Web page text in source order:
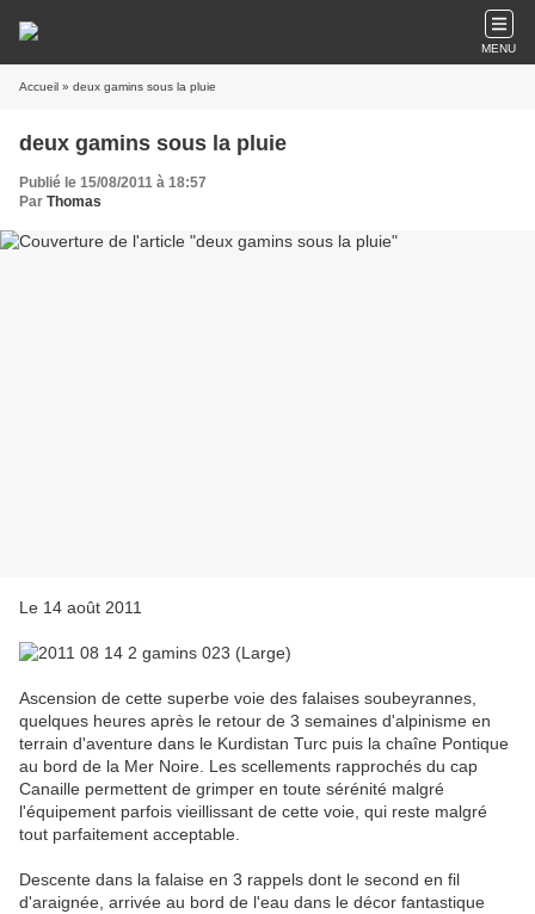
MENU
Accueil » deux gamins sous la pluie
deux gamins sous la pluie
Publié le 15/08/2011 à 18:57
Par Thomas
Le 14 août 2011
Ascension de cette superbe voie des falaises soubeyrannes,
quelques heures après le retour de 3 semaines d'alpinisme en
terrain d'aventure dans le Kurdistan Turc puis la chaîne Pontique
au bord de la Mer Noire. Les scellements rapprochés du cap
Canaille permettent de grimper en toute sérénité malgré
l'équipement parfois vieillissant de cette voie, qui reste malgré
tout parfaitement acceptable.
Descente dans la falaise en 3 rappels dont le second en fil
d'araignée, arrivée au bord de l'eau dans le décor fantastique